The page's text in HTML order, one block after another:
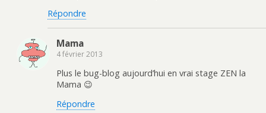
Répondre
Mama
4 février 2013
Plus le bug-blog aujourd’hui en vrai stage ZEN la
Mama 😉
Répondre